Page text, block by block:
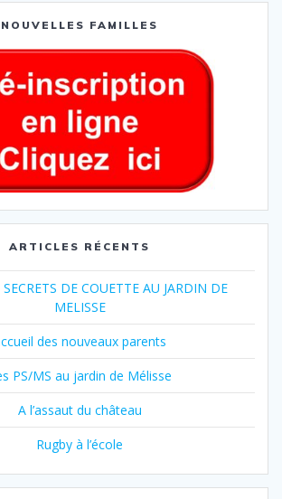
NOUVELLES FAMILLES
ARTICLES RÉCENTS
DE COUETTE AU JARDIN DE
MELISSE
des nouveaux parents
PS/MS au jardin de Mélisse
A l’assaut du château
Rugby à l’école